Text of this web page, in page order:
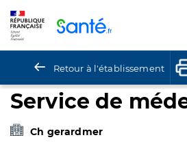
Retour à l'établissement
Service de
Ch gerardmer